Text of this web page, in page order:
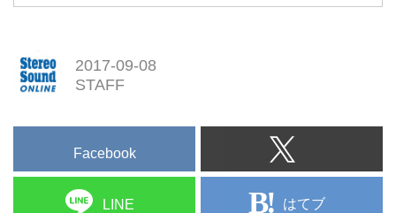
Bluetooth speaker」、9月22日よ
2017-09-08
STAFF
Facebook
LINE はてブ